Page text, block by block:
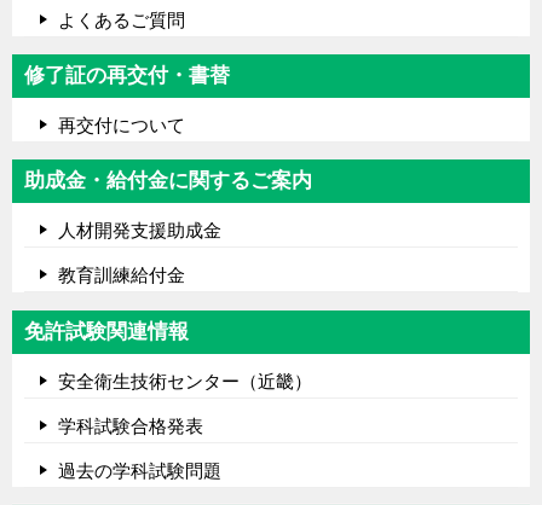
よくあるご質問
修了証の再交付・書替
再交付について
助成金・給付金に関するご案内
人材開発支援助成金
教育訓練給付金
免許試験関連情報
安全衛生技術センター（近畿）
学科試験合格発表
過去の学科試験問題